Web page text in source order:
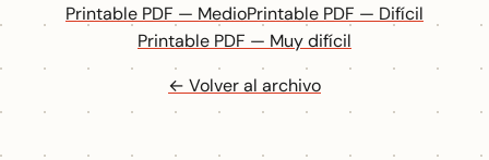
Printable PDF — MedioPrintable PDF — Difícil
Printable PDF — Muy difícil
← Volver al archivo